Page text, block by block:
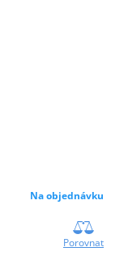
Na objednávku
Porovnat